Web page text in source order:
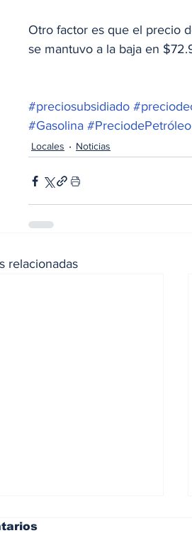
Otro factor es que el precio
se mantuvo a la baja en
#preciosubsidiado
#Gasolina #PreciodePetróleo
Locales Noticias
relacionadas